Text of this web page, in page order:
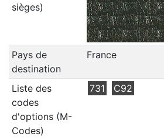
sièges)
Pays de
destination
France
Liste des
codes
d'options (M-
Codes)
731 C92